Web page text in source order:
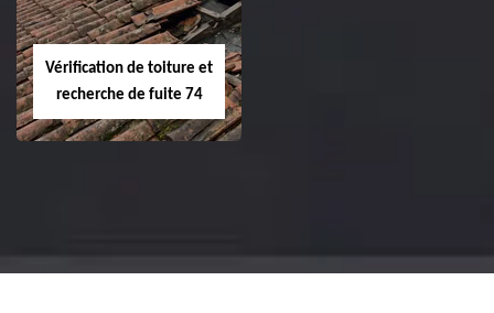
Vérification de toiture et
recherche de fuite 74